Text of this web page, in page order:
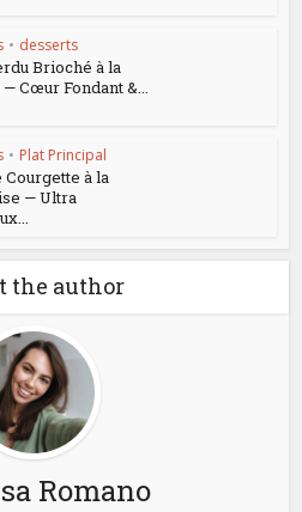
• desserts
Brioché à la
Cœur Fondant &...
• Plat Principal
Courgette à la
— Ultra
the author
Romano